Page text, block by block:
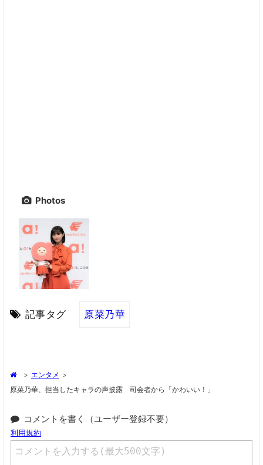
Photos
記事タグ 原菜乃華
> エンタメ >
原菜乃華、担当したキャラの声披露 司会者から「かわいい！」
コメントを書く（ユーザー登録不要）